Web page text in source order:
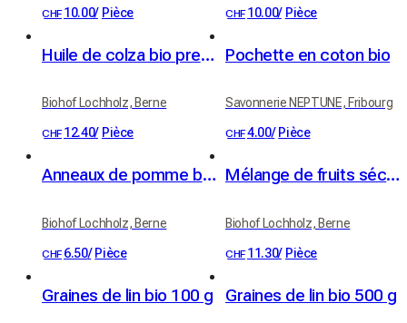
CHF 10.00/ Pièce CHF 10.00/ Pièce
Huile de colza bio pressée à froid 5 dl
Biohof Lochholz, Berne
CHF 12.40/ Pièce
Pochette en coton bio
Savonnerie NEPTUNE, Fribourg
CHF4.00/ Pièce
Anneaux de pomme bio Apfelringli haute-tige 60 g
Biohof Lochholz, Berne
CHF 6.50/ Pièce
Mélange de fruits séchés bio 100 g
Biohof Lochholz, Berne
CHF 11.30/ Pièce
Graines de lin bio 100 g Graines de lin bio 500 g